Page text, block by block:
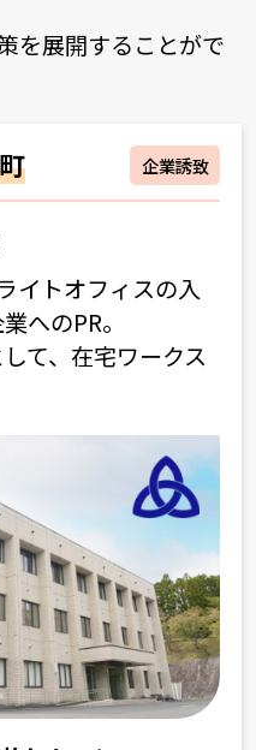
を展開することがで
企業誘致
イトオフィスの入
へのPR。
て、在宅ワークス